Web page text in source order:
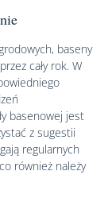
baseny
cały rok. W
basenowej jest
z sugestii
regularnych
również należy